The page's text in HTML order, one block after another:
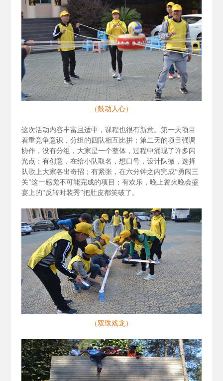
（鼓动人心）
这次活动内容丰富且适中，课程也很有新意。第一天项目
着重竞争意识，分组的四队相互比拼；第二天的项目强调
协作，没有分组，大家是一个整体，过程中涌现了许多闪
光点：有创意，在给小队取名，想口号，设计队徽，选择
队歌上大家各出奇招；有紧张，在六分钟之内完成“勇闯三
关”这一感觉不可能完成的项目；有欢乐，晚上篝火晚会盛
宴上的“反转时装秀”把肚皮都笑破了。
（双珠戏龙）